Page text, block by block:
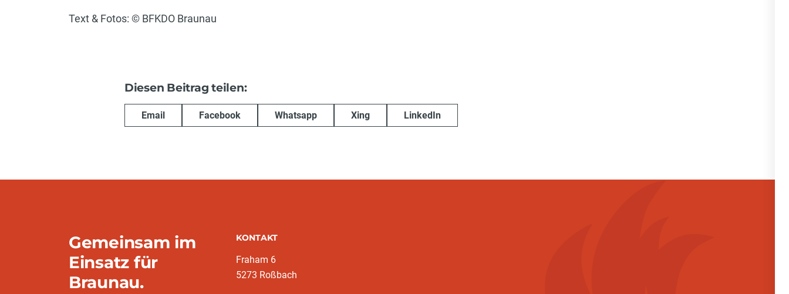
Text & Fotos: © BFKDO Braunau
Diesen Beitrag teilen:
Email Facebook Whatsapp Xing LinkedIn
Gemeinsam im
Einsatz für
Braunau.
KONTAKT
Fraham 6
5273 Roßbach